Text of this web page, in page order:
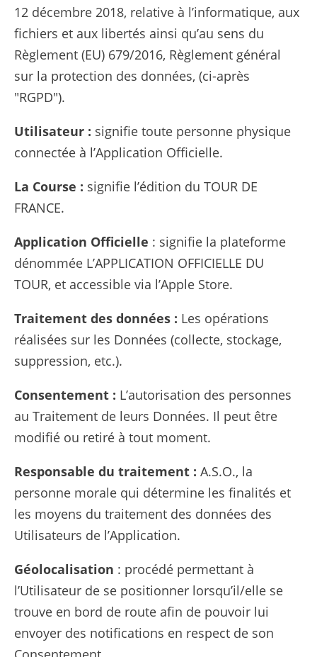
12 décembre 2018, relative à l’informatique, aux
fichiers et aux libertés ainsi qu’au sens du
Règlement (EU) 679/2016, Règlement général
sur la protection des données, (ci-après
"RGPD").
Utilisateur : signifie toute personne physique
connectée à l’Application Officielle.
La Course : signifie l’édition du TOUR DE
FRANCE.
Application Officielle : signifie la plateforme
dénommée L’APPLICATION OFFICIELLE DU
TOUR, et accessible via l’Apple Store.
Traitement des données : Les opérations
réalisées sur les Données (collecte, stockage,
suppression, etc.).
Consentement : L’autorisation des personnes
au Traitement de leurs Données. Il peut être
modifié ou retiré à tout moment.
Responsable du traitement : A.S.O., la
personne morale qui détermine les finalités et
les moyens du traitement des données des
Utilisateurs de l’Application.
Géolocalisation : procédé permettant à
l’Utilisateur de se positionner lorsqu’il/elle se
trouve en bord de route afin de pouvoir lui
envoyer des notifications en respect de son